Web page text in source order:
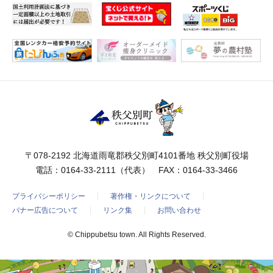
〒078-2192 北海道雨竜郡秩父別町4101番地 秩父別町役場
電話： 0164-33-2111 （代表） FAX：0164-33-3466
プライバシーポリシー
著作権・リンクについて
バナー広告について
リンク集 お問い合わせ
© Chippubetsu town. All Rights Reserved.